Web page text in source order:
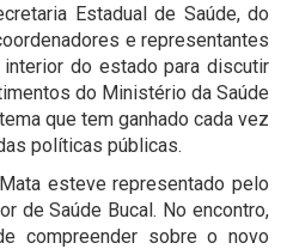
Estadual de Saúde, do
e representantes
do estado para discutir
do Ministério da Saúde
que tem ganhado cada vez
políticas públicas.
esteve representado pelo
de Saúde Bucal. No encontro,
compreender sobre o novo